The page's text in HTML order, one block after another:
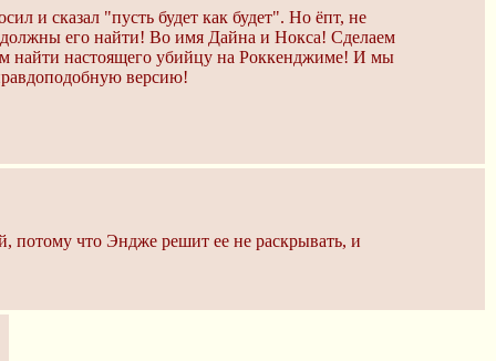
и сказал "пусть будет как будет". Но ёпт, не
его найти! Во имя Дайна и Нокса! Сделаем
найти настоящего убийцу на Роккенджиме! И мы
версию!
потому что Эндже решит ее не раскрывать, и